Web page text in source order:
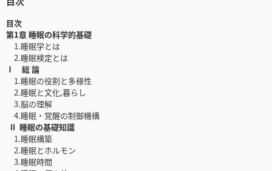
目次
第1章 睡眠の科学的基礎
1.睡眠学とは
2.睡眠検定とは
Ⅰ 総 論
1.睡眠の役割と多様性
2.睡眠と文化,暮らし
3.脳の理解
4.睡眠・覚醒の制御機構
II 睡眠の基礎知識
1.睡眠構築
2.睡眠とホルモン
3.睡眠時間